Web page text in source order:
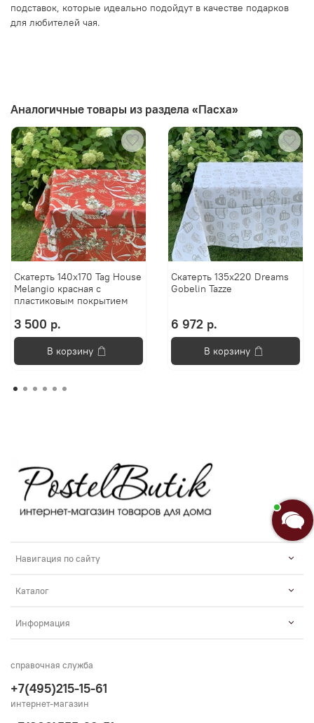
подставок, которые идеально подойдут в качестве подарков
для любителей чая.
Аналогичные товары из раздела «Пасха»
Скатерть 140x170 Tag House
Melangio красная с
пластиковым покрытием
3 500 р.
В корзину
Скатерть 135x220 Dreams
Gobelin Tazze
6 972 р.
В корзину
Навигация по сайту
Каталог
Информация
справочная служба
+7(495)215-15-61
интернет-магазин
Введите сообщение
Я Анастасия, Ваш консультант.